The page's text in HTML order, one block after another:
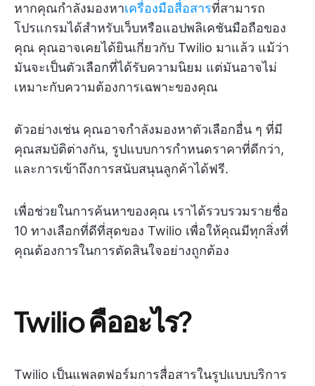
หากคุณกำลังมองหาเครื่องมือสื่อสารที่สามารถ
โปรแกรมได้สำหรับเว็บหรือแอปพลิเคชันมือถือของ
คุณ คุณอาจเคยได้ยินเกี่ยวกับ Twilio มาแล้ว แม้ว่า
มันจะเป็นตัวเลือกที่ได้รับความนิยม แต่มันอาจไม่
เหมาะกับความต้องการเฉพาะของคุณ
ตัวอย่างเช่น คุณอาจกำลังมองหาตัวเลือกอื่น ๆ ที่มี
คุณสมบัติต่างกัน, รูปแบบการกำหนดราคาที่ดีกว่า,
และการเข้าถึงการสนับสนุนลูกค้าได้ฟรี.
เพื่อช่วยในการค้นหาของคุณ เราได้รวบรวมรายชื่อ
10 ทางเลือกที่ดีที่สุดของ Twilio เพื่อให้คุณมีทุกสิ่งที่
คุณต้องการในการตัดสินใจอย่างถูกต้อง
Twilio คืออะไร?
Twilio เป็นแพลตฟอร์มการสื่อสารในรูปแบบบริการ